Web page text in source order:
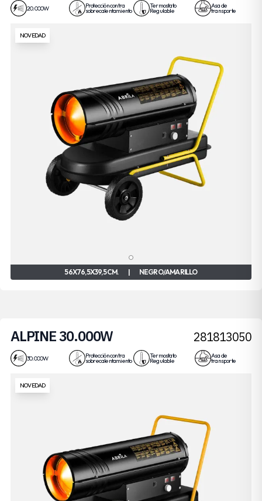
20.000W Protección contra
sobrecalentamiento
Termostato
Regulable
Asa de
transporte
NOVEDAD
56X76,5X39,5 CM. | NEGRO/AMARILLO
ALPINE 30.000W 281813050
30.000W Protección contra
sobrecalentamiento
Termostato
Regulable
Asa de
transporte
NOVEDAD